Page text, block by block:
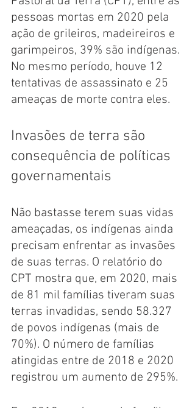
pessoas mortas em 2020 pela
ação de grileiros, madeireiros e
garimpeiros, 39% são indígenas.
No mesmo período, houve 12
tentativas de assassinato e 25
ameaças de morte contra eles.
Invasões de terra são
consequência de políticas
governamentais
Não bastasse terem suas vidas
ameaçadas, os indígenas ainda
precisam enfrentar as invasões
de suas terras. O relatório do
CPT mostra que, em 2020, mais
de 81 mil famílias tiveram suas
terras invadidas, sendo 58.327
de povos indígenas (mais de
70%). O número de famílias
atingidas entre de 2018 e 2020
registrou um aumento de 295%.